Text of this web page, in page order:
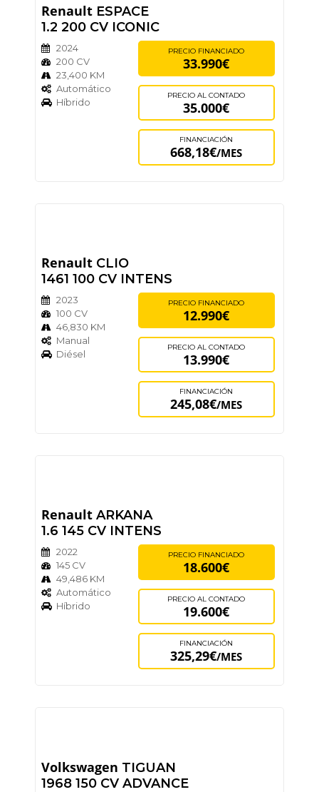
Renault ESPACE
1.2 200 CV ICONIC
2024
200 CV
23,400 KM
Automático
Híbrido
PRECIO FINANCIADO
33.990€
PRECIO AL CONTADO
35.000€
FINANCIACIÓN
668,18€/MES
Renault CLIO
1461 100 CV INTENS
2023
100 CV
46,830 KM
Manual
Diésel
PRECIO FINANCIADO
12.990€
PRECIO AL CONTADO
13.990€
FINANCIACIÓN
245,08€/MES
Renault ARKANA
1.6 145 CV INTENS
2022
145 CV
49,486 KM
Automático
Híbrido
PRECIO FINANCIADO
18.600€
PRECIO AL CONTADO
19.600€
FINANCIACIÓN
325,29€/MES
Volkswagen TIGUAN
1968 150 CV ADVANCE